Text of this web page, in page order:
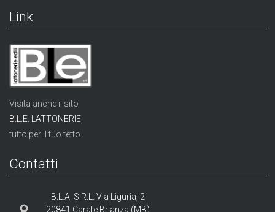
Link
Visita anche il sito
B.L.E. LATTONERIE,
tutto per il tuo tetto.
Contatti
B.L.A. S.R.L. Via Liguria, 2
20841 Carate Brianza (MB)